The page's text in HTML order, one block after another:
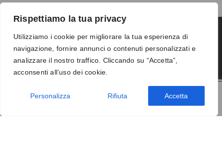
Rispettiamo la tua privacy
Utilizziamo i cookie per migliorare la tua esperienza di
navigazione, fornire annunci o contenuti personalizzati e
analizzare il nostro traffico. Cliccando su “Accetta”,
acconsenti all’uso dei cookie.
Personalizza Rifiuta Accetta
AGGIUNGI AL CARRELLO
Termini e condizioni-Privacy-Reso